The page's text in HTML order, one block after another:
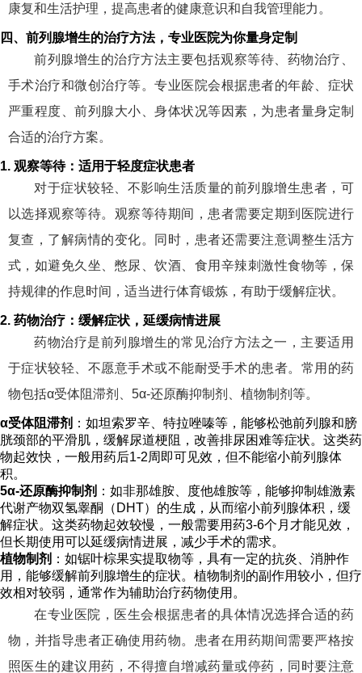
康复和生活护理，提高患者的健康意识和自我管理能力。
四、前列腺增生的治疗方法，专业医院为你量身定制
前列腺增生的治疗方法主要包括观察等待、药物治疗、
手术治疗和微创治疗等。专业医院会根据患者的年龄、症状
严重程度、前列腺大小、身体状况等因素，为患者量身定制
合适的治疗方案。
1. 观察等待：适用于轻度症状患者
对于症状较轻、不影响生活质量的前列腺增生患者，可
以选择观察等待。观察等待期间，患者需要定期到医院进行
复查，了解病情的变化。同时，患者还需要注意调整生活方
式，如避免久坐、憋尿、饮酒、食用辛辣刺激性食物等，保
持规律的作息时间，适当进行体育锻炼，有助于缓解症状。
2. 药物治疗：缓解症状，延缓病情进展
药物治疗是前列腺增生的常见治疗方法之一，主要适用
于症状较轻、不愿意手术或不能耐受手术的患者。常用的药
物包括α受体阻滞剂、5α-还原酶抑制剂、植物制剂等。
α受体阻滞剂 ：如坦索罗辛、特拉唑嗪等，能够松弛前列腺和膀
胱颈部的平滑肌，缓解尿道梗阻，改善排尿困难等症状。这类药
物起效快，一般用药后1-2周即可见效，但不能缩小前列腺体
积。
5α-还原酶抑制剂 ：如非那雄胺、度他雄胺等，能够抑制雄激素
代谢产物双氢睾酮（DHT）的生成，从而缩小前列腺体积，缓
解症状。这类药物起效较慢，一般需要用药3-6个月才能见效，
但长期使用可以延缓病情进展，减少手术的需求。
植物制剂 ：如锯叶棕果实提取物等，具有一定的抗炎、消肿作
用，能够缓解前列腺增生的症状。植物制剂的副作用较小，但疗
效相对较弱，通常作为辅助治疗药物使用。
在专业医院，医生会根据患者的具体情况选择合适的药
物，并指导患者正确使用药物。患者在用药期间需要严格按
照医生的建议用药，不得擅自增减药量或停药，同时要注意